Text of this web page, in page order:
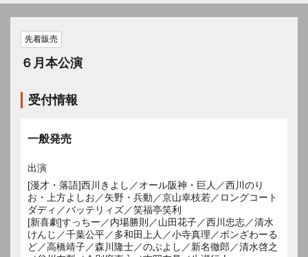
先着販売
６月本公演
受付情報
一般発売
出演
[漫才・落語]西川きよし／オール阪神・巨人／西川のり
お・上方よしお／矢野・兵動／京山幸枝若／ロングコート
ダディ／バッテリィズ／笑福亭笑利
[新喜劇]すっちー／内場勝則／山田花子／西川忠志／清水
けんじ／千葉公平／多和田上人／小寺真理／ボンざわーる
ど／高橋靖子／森川隆士／のぶよし／新名徹郎／清水啓之